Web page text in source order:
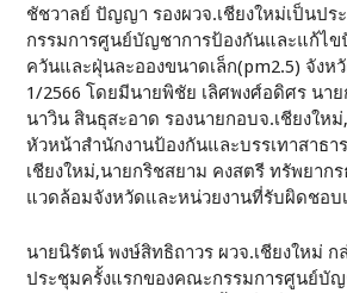
ชัชวาลย์ ปัญญา รองผวจ.เชียงใหม่เป็นป
กรรมการศูนย์บัญชาการป้องกันและแก้ไ
ควันและฝุ่นละอองขนาดเล็ก(pm2.5) จังห
1/2566 โดยมีนายพิชัย เลิศพงศ์อดิศร นา
นาวิน สินธุสะอาด รองนายกอบจ.เชียงให
หัวหน้าสำนักงานป้องกันและบรรเทาสาธ
เชียงใหม่,นายกริชสยาม คงสตรี ทรัพยาก
แวดล้อมจังหวัดและหน่วยงานที่รับผิดชอบ
นายนิรัตน์ พงษ์สิทธิถาวร ผวจ.เชียงใหม่ ก
ประชุมครั้งแรกของคณะกรรมการศูนย์บัญ